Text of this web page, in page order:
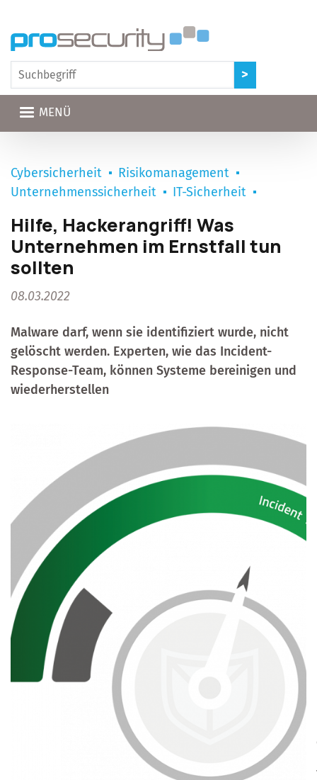
MENÜ
Cybersicherheit
Risikomanagement
Unternehmenssicherheit
IT-Sicherheit
Hilfe, Hackerangriff! Was
Unternehmen im Ernstfall tun
sollten
08.03.2022
Malware darf, wenn sie identifiziert wurde, nicht
gelöscht werden. Experten, wie das Incident-
Response-Team, können Systeme bereinigen und
wiederherstellen